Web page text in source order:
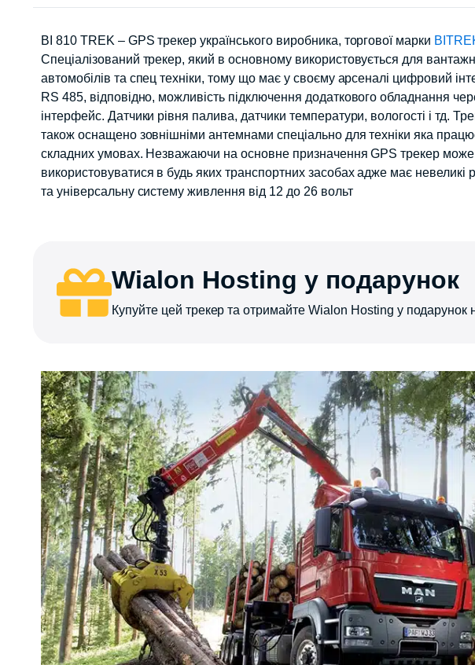
BI 810 TREK – GPS трекер українського виробника, торгової марки
Спеціалізований трекер, який в основному використовується для
автомобілів та спец техніки, тому що має у своєму арсеналі цифровий
RS 485, відповідно, можливість підключення додаткового обладнання
інтерфейс. Датчики рівня палива, датчики температури, вологості і тд.
також оснащено зовнішніми антемнами спеціально для техніки яка
складних умовах. Незважаючи на основне призначення GPS трекер може
використовуватися в будь яких транспортних засобах адже має невеликі
та універсальну систему живлення від 12 до 26 вольт
Wialon Hosting у подарунок
Купуйте цей трекер та отримайте Wialon Hosting у подарунок